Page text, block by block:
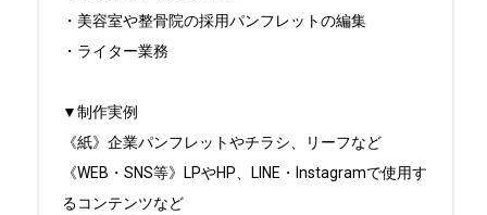
・美容室や整骨院の採用パンフレットの編集
・ライター業務
▼制作実例
《紙》企業パンフレットやチラシ、リーフなど
《WEB・SNS等》LPやHP、LINE・Instagramで使用す
るコンテンツなど